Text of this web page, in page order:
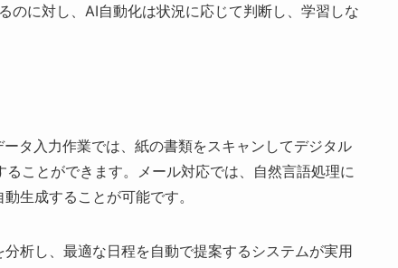
に対し、AI自動化は状況に応じて判断し、学習しな
タ入力作業では、紙の書類をスキャンしてデジタル
ことができます。メール対応では、自然言語処理に
生成することが可能です。
析し、最適な日程を自動で提案するシステムが実用